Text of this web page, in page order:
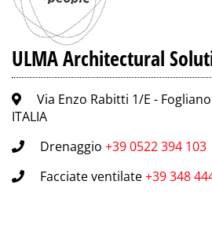
ULMA Architectural
Via Enzo Rabitti 1/E -
ITALIA
Drenaggio +39 0522 394 103
Facciate ventilate+39 348